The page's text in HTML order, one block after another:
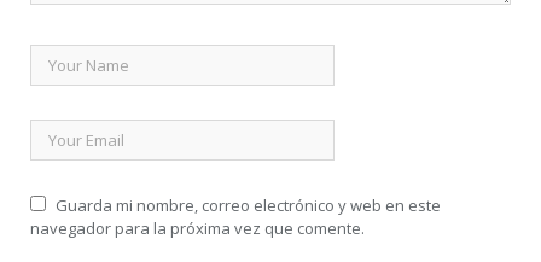
Guarda mi nombre, correo electrónico y web en este
navegador para la próxima vez que comente.